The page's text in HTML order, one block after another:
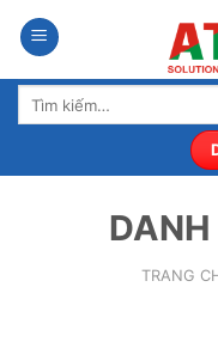
qua
nội
dung
Tìm
DANH
TRANG